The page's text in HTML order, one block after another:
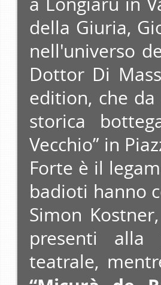
della Giuria,
nell'universo
Dottor Di
edition, che
storica
Vecchio” in
Forte è il
badioti hanno
Simon
presenti alla
teatrale,